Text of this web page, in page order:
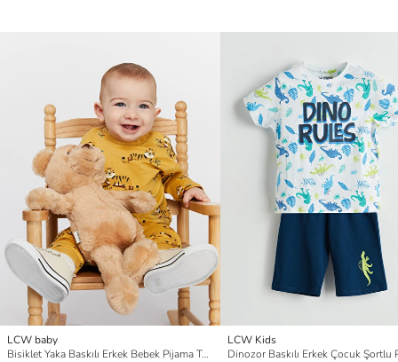
LCW baby
Bisiklet Yaka Baskılı Erkek Bebek Pijama Takımı
LCW Kids